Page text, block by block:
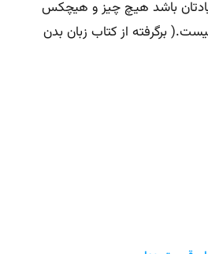
باشد هیچ چیز و هیچکس
برگرفته از کتاب زبان بدن